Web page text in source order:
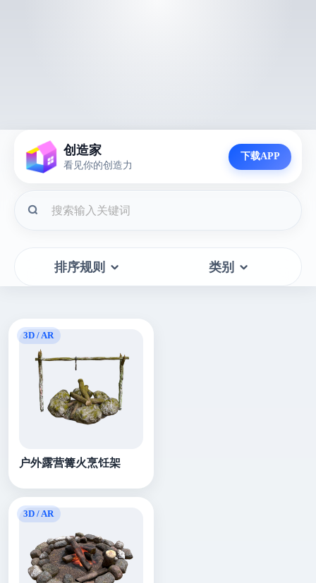
创造家
看见你的创造力
下载APP
排序规则 类别
户外露营篝火烹饪架